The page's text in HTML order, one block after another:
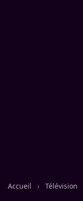
Accueil › Télévision